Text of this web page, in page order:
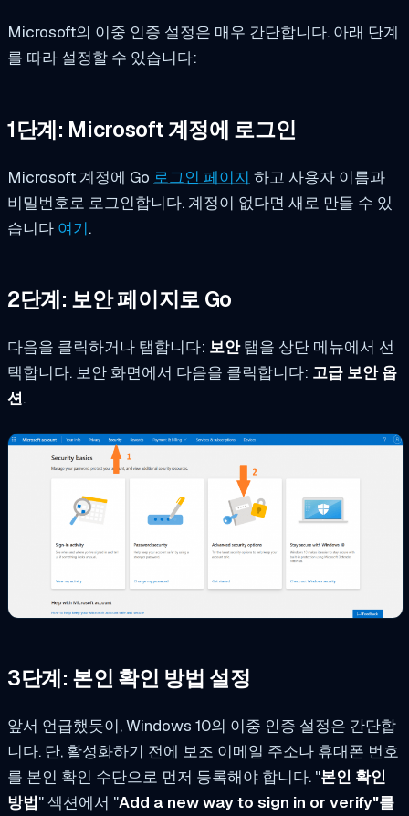
Microsoft의 이중 인증 설정은 매우 간단합니다. 아래 단계
를 따라 설정할 수 있습니다:
1단계: Microsoft 계정에 로그인
Microsoft 계정에 Go 로그인 페이지 하고 사용자 이름과
비밀번호로 로그인합니다. 계정이 없다면 새로 만들 수 있
습니다 여기.
2단계: 보안 페이지로 Go
다음을 클릭하거나 탭합니다: 보안탭을 상단 메뉴에서 선
택합니다. 보안 화면에서 다음을 클릭합니다: 고급 보안 옵
션.
3단계: 본인 확인 방법 설정
앞서 언급했듯이, Windows 10의 이중 인증 설정은 간단합
니다. 단, 활성화하기 전에 보조 이메일 주소나 휴대폰 번호
를 본인 확인 수단으로 먼저 등록해야 합니다. "본인 확인
방법" 섹션에서 "Add a new way to sign in or verify"를